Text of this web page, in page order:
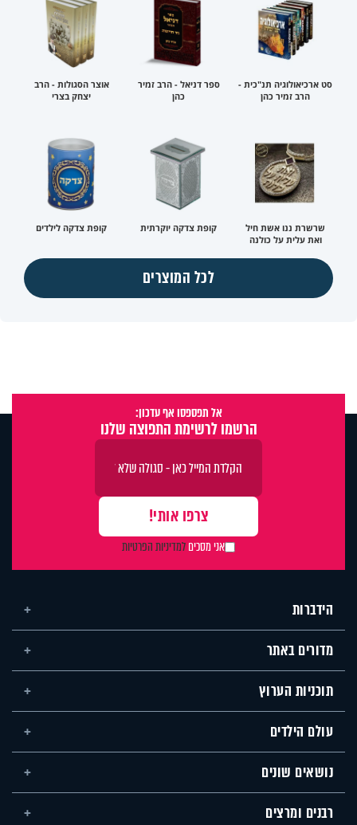
סט ארכיאולוגיה תנ"כית -
הרב זמיר כהן
ספר דניאל - הרב זמיר
כהן
אוצר הסגולות - הרב
יצחק בצרי
שרשרת ננו אשת חיל
ואת עלית על כולנה
קופת צדקה יוקרתית קופת צדקה לילדים
לכל המוצרים
אל תפספסו אף עדכון:
הרשמו לרשימת התפוצה שלנו
אני מסכיםלמדיניות הפרטיות
הידברות
מדורים באתר
תוכניות הערוץ
עולם הילדים
נושאים שונים
רבנים ומרצים